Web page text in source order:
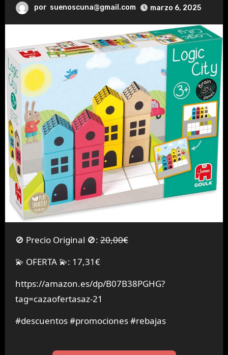
por suenoscuna@gmail.com marzo 6, 2025
🚫 Precio Original 🚫:20,00€
💫 OFERTA 💫: 17,31€
https://amazon.es/dp/B07B38PGHG?
tag=cazaofertasaz-21
#descuentos #promociones #rebajas